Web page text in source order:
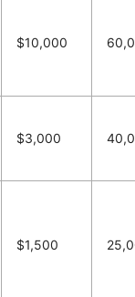
$10,000
$3,000
$1,500